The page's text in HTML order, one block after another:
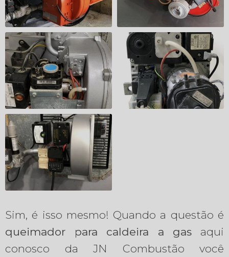
Sim, é isso mesmo! Quando a questão é
queimador para caldeira a gas aqui
conosco da JN Combustão você